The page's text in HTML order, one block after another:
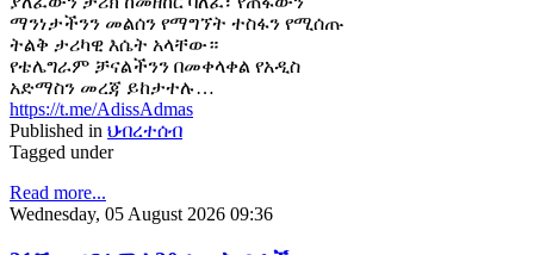
ማንነታችንን መልሰን የማግኘት ተስፋን የሚሰጡ
ትልቅ ታሪካዊ እሴት አላቸው።
የቴሌግራም ቻናልችንን በመቀላቀል የአዲስ
አድማስን መረጃ ይከታተሉ…
https://t.me/AdissAdmas
Published in ህብረተሰብ
Tagged under
Read more...
Wednesday, 05 August 2026 09:36